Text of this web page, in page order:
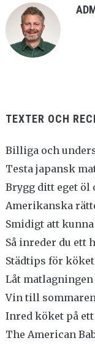
TEXTER OCH
Billiga och
Testa japansk
Brygg ditt eget öl
Amerikanska
Smidigt att
Så inreder du ett
Städtips för köket
Låt
Vin till
Inred köket på
The American